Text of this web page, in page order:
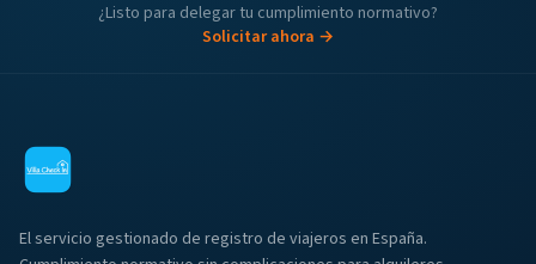
¿Listo para delegar tu cumplimiento normativo?
Solicitar ahora →
El servicio gestionado de registro de viajeros en España.